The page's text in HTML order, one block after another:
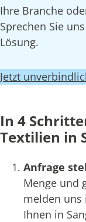
Ihre Branche
Sprechen Sie
Lösung.
Jetzt
In 4
Textilien in
Anfrage
Menge und
melden uns
Ihnen in